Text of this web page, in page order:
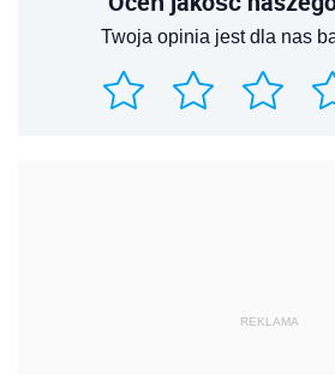
Twoja opinia jest dla nas
REKLAMA